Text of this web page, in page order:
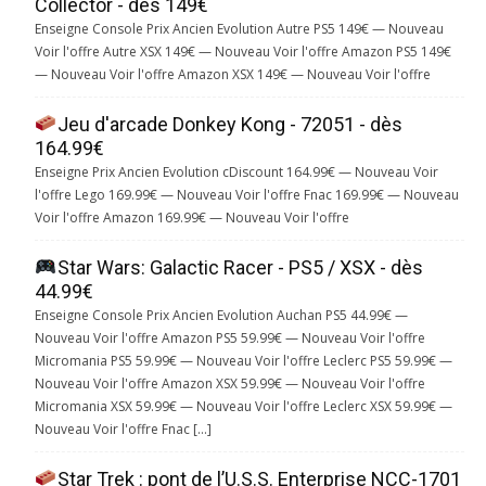
Enseigne Console Prix Ancien Evolution Autre PS5 149€ — Nouveau
Voir l'offre Autre XSX 149€ — Nouveau Voir l'offre Amazon PS5 149€
— Nouveau Voir l'offre Amazon XSX 149€ — Nouveau Voir l'offre
Jeu d'arcade Donkey Kong - 72051 - dès
164.99€
Enseigne Prix Ancien Evolution cDiscount 164.99€ — Nouveau Voir
l'offre Lego 169.99€ — Nouveau Voir l'offre Fnac 169.99€ — Nouveau
Voir l'offre Amazon 169.99€ — Nouveau Voir l'offre
Star Wars: Galactic Racer - PS5 / XSX - dès
44.99€
Enseigne Console Prix Ancien Evolution Auchan PS5 44.99€ —
Nouveau Voir l'offre Amazon PS5 59.99€ — Nouveau Voir l'offre
Micromania PS5 59.99€ — Nouveau Voir l'offre Leclerc PS5 59.99€ —
Nouveau Voir l'offre Amazon XSX 59.99€ — Nouveau Voir l'offre
Micromania XSX 59.99€ — Nouveau Voir l'offre Leclerc XSX 59.99€ —
Nouveau Voir l'offre Fnac […]
Star Trek : pont de l’U.S.S. Enterprise NCC-1701